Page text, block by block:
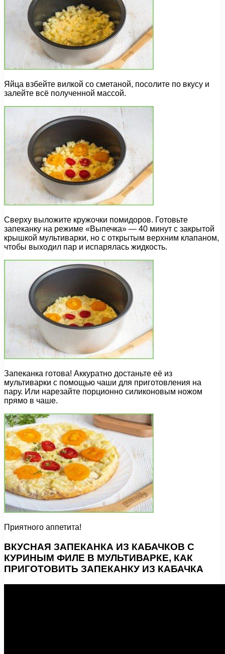
Яйца взбейте вилкой со сметаной, посолите по вкусу и
залейте всё полученной массой.
Сверху выложите кружочки помидоров. Готовьте
запеканку на режиме «Выпечка» — 40 минут с закрытой
крышкой мультиварки, но с открытым верхним клапаном,
чтобы выходил пар и испарялась жидкость.
Запеканка готова! Аккуратно достаньте её из
мультиварки с помощью чаши для приготовления на
пару. Или нарезайте порционно силиконовым ножом
прямо в чаше.
Приятного аппетита!
ВКУСНАЯ ЗАПЕКАНКА ИЗ КАБАЧКОВ С
КУРИНЫМ ФИЛЕ В МУЛЬТИВАРКЕ, КАК
ПРИГОТОВИТЬ ЗАПЕКАНКУ ИЗ КАБАЧКА